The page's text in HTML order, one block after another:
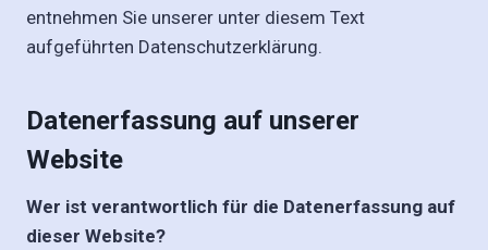
entnehmen Sie unserer unter diesem Text
aufgeführten Datenschutzerklärung.
Datenerfassung auf unserer
Website
Wer ist verantwortlich für die Datenerfassung auf
dieser Website?